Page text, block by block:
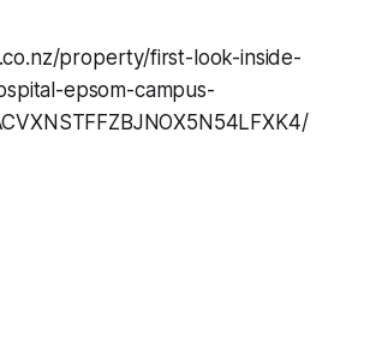
property/first-look-inside-
epsom-campus-